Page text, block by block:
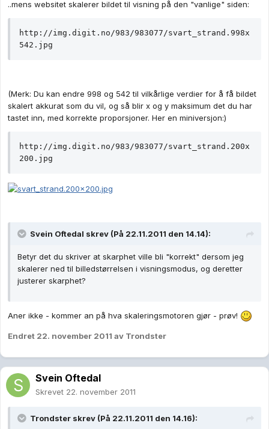
..mens websitet skalerer bildet til visning på den "vanlige" siden:
http://img.digit.no/983/983077/svart_strand.998x
542.jpg
(Merk: Du kan endre 998 og 542 til vilkårlige verdier for å få bildet
skalert akkurat som du vil, og så blir x og y maksimum det du har
tastet inn, med korrekte proporsjoner. Her en miniversjon:)
http://img.digit.no/983/983077/svart_strand.200x
200.jpg
Svein Oftedal skrev (På 22.11.2011 den 14.14):
Betyr det du skriver at skarphet ville bli "korrekt" dersom jeg
skalerer ned til billedstørrelsen i visningsmodus, og deretter
justerer skarphet?
Aner ikke - kommer an på hva skaleringsmotoren gjør - prøv!
Endret 22. november 2011 av Trondster
Svein Oftedal
Skrevet 22. november 2011
Trondster skrev (På 22.11.2011 den 14.16):